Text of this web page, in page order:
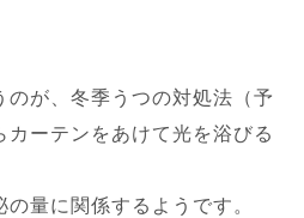
のが、冬季うつの対処法（予
カーテンをあけて光を浴びる
量に関係するようです。